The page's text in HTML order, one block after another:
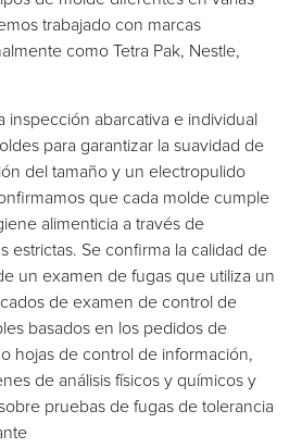
trabajado con marcas
como Tetra Pak, Nestle,
inspección abarcativa e individual
para garantizar la suavidad de
del tamaño y un electropulido
que cada molde cumple
alimenticia a través de
estrictas. Se confirma la calidad de
un examen de fugas que utiliza un
de examen de control de
basados en los pedidos de
hojas de control de información,
de análisis físicos y químicos y
pruebas de fugas de tolerancia